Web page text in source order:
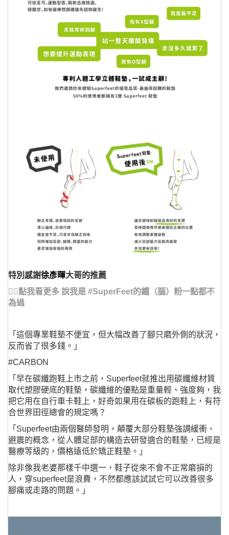
特別感謝徐彥暉大哥的推薦
👉🏻點我看更多 說我是 #SuperFeet的鐵（腦）粉一點都不
為過
「這個專業鞋墊不便宜，但大幅改善了腳只磨外側的狀況，
反而省了很多錢。」
#CARBON
「早在碳纖跑鞋上市之前，Superfeet就推出用碳纖維材質
取代塑膠硬底的鞋墊，碳纖維的優點是重量輕、強度夠，我
把它用在自行車卡鞋上，好奇如果用在碳板的跑鞋上，有符
合世界田徑總會的規定嗎？
「Superfeet由兩個醫師發明，顛覆大部分鞋墊強調緩衝、
避震的概念，從人體足部的構造去研發適合的鞋墊，已經是
醫療等級的，價格遠低於矯正鞋墊。」
除非像我老婆那樣千中選一，鞋子從來不會不正常磨損的
人，穿superfeet是浪費，不然都應該試試它可以改善很多
腳痛或走路的問題。」